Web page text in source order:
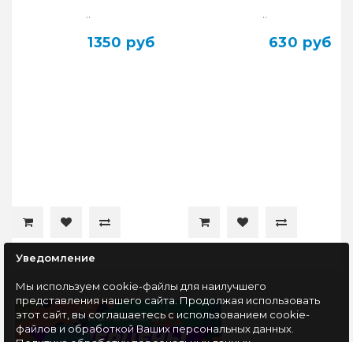
..
1350 руб
..
630 руб
Уведомление
Мы используем cookie-файлы для наилучшего
представления нашего сайта. Продолжая использовать
этот сайт, вы соглашаетесь с использованием cookie-
файлов и обработкой Ваших персональных данных.